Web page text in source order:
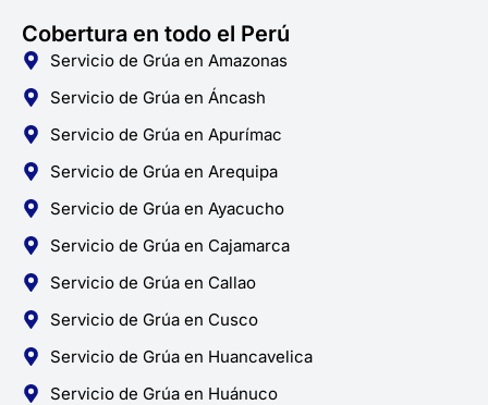
Cobertura en todo el Perú
Servicio de Grúa en Amazonas
Servicio de Grúa en Áncash
Servicio de Grúa en Apurímac
Servicio de Grúa en Arequipa
Servicio de Grúa en Ayacucho
Servicio de Grúa en Cajamarca
Servicio de Grúa en Callao
Servicio de Grúa en Cusco
Servicio de Grúa en Huancavelica
Servicio de Grúa en Huánuco